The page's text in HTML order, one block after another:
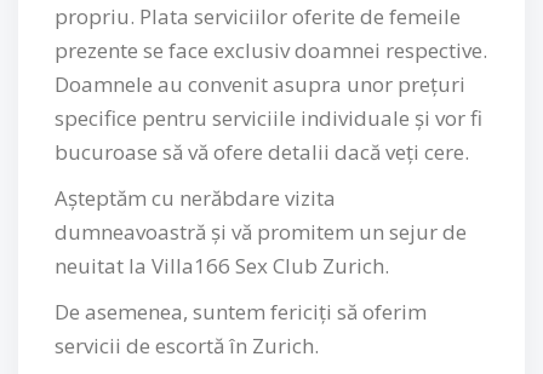
propriu. Plata serviciilor oferite de femeile
prezente se face exclusiv doamnei respective.
Doamnele au convenit asupra unor prețuri
specifice pentru serviciile individuale și vor fi
bucuroase să vă ofere detalii dacă veți cere.
Așteptăm cu nerăbdare vizita
dumneavoastră și vă promitem un sejur de
neuitat la Villa166 Sex Club Zurich.
De asemenea, suntem fericiți să oferim
servicii de escortă în Zurich.